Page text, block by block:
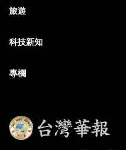
旅遊
科技新知
專欄